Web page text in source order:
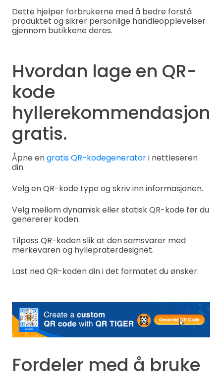
Dette hjelper forbrukerne med å bedre forstå
produktet og sikrer personlige handleopplevelser
gjennom butikkene deres.
Hvordan lage en QR-
kode
hyllerekommendasjon
gratis.
Åpne engratis QR-kodegeneratori nettleseren
din.
Velg en QR-kode type og skriv inn informasjonen.
Velg mellom dynamisk eller statisk QR-kode før du
genererer koden.
Tilpass QR-koden slik at den samsvarer med
merkevaren og hyllepraterdesignet.
Last ned QR-koden din i det formatet du ønsker.
Fordeler med å bruke